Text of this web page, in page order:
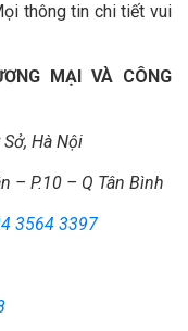
thông tin chi tiết vui
MẠI VÀ CÔNG
Hà Nội
– P.10 – Q Tân Bình
3564 3397